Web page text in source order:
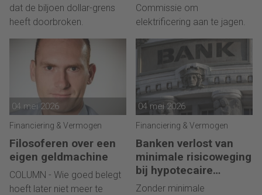
dat de biljoen dollar-grens
heeft doorbroken.
Commissie om
elektrificering aan te jagen.
04 mei 2026
Financiering & Vermogen
Filosoferen over een
eigen geldmachine
COLUMN - Wie goed belegt
hoeft later niet meer te
04 mei 2026
Financiering & Vermogen
Banken verlost van
minimale risicoweging
bij hypotecaire
leningen
Zonder minimale